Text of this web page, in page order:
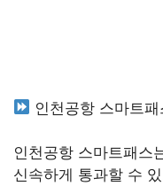
인천공항 스마트
인천공항 스마트패스
신속하게 통과할 수